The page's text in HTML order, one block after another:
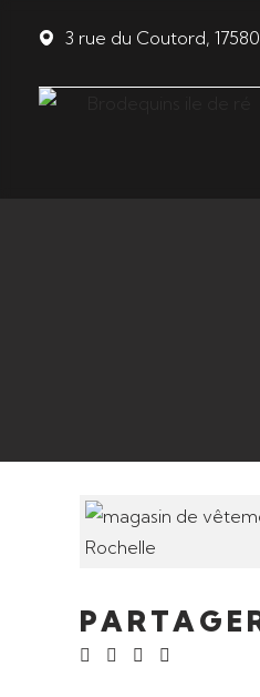
3 rue du Coutord,